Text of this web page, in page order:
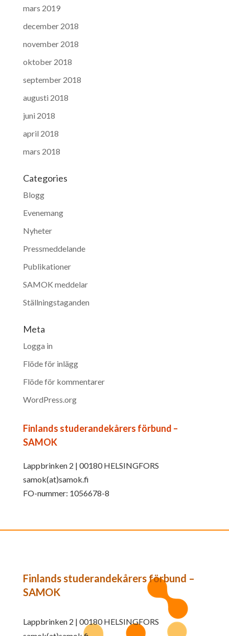
mars 2019
december 2018
november 2018
oktober 2018
september 2018
augusti 2018
juni 2018
april 2018
mars 2018
Categories
Blogg
Evenemang
Nyheter
Pressmeddelande
Publikationer
SAMOK meddelar
Ställningstaganden
Meta
Logga in
Flöde för inlägg
Flöde för kommentarer
WordPress.org
Finlands studerandekårers förbund –
SAMOK
Lappbrinken 2 | 00180 HELSINGFORS
samok(at)samok.fi
FO-nummer: 1056678-8
Finlands studerandekårers förbund –
SAMOK
Lappbrinken 2 | 00180 HELSINGFORS